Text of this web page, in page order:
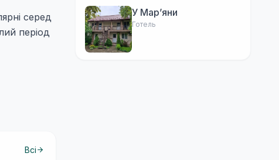
серед
період
Всі
У Марʼяни
Готель